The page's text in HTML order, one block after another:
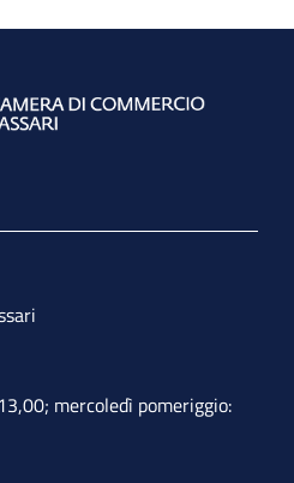
mercoledì pomeriggio: